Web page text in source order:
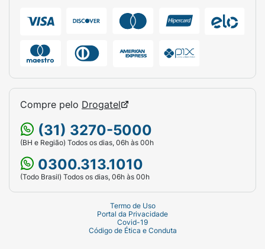
Compre pelo Drogatel
(31) 3270-5000
(BH e Região) Todos os dias, 06h às 00h
0300.313.1010
(Todo Brasil) Todos os dias, 06h às 00h
Termo de Uso
Portal da Privacidade
Covid-19
Código de Ética e Conduta